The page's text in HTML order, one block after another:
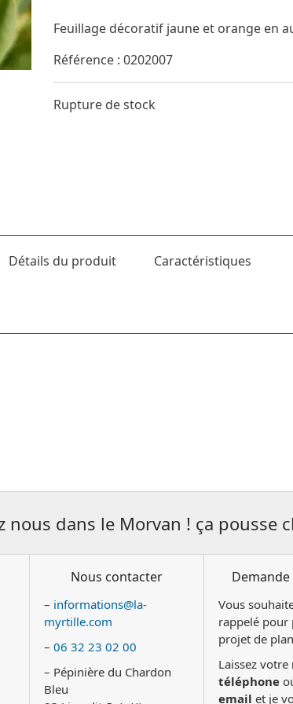
Feuillage décoratif jaune et orange en
Référence : 0202007
Rupture de stock
Détails du produit Caractéristiques
nous dans le Morvan ! ça pousse
Nous contacter
– informations@la-
myrtille.com
–06 32 23 02 00
– Pépinière du Chardon
Bleu
Vous
rappelé pour
projet de
Laissez votre
téléphone
email et je